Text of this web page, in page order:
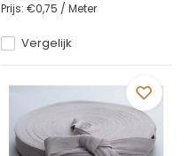
Vergelijk
Prijs: €0,75 / Meter